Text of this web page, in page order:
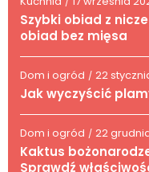
Szybki obiad z
obiad bez mięsa
Dom i ogród / 22
Jak wyczyścić
Dom i ogród / 22
Kaktus
Sprawdź